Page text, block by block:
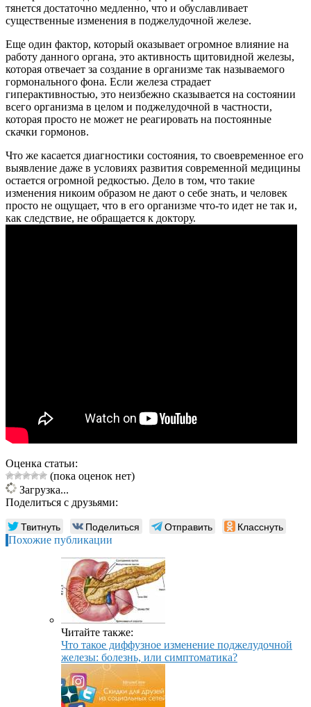
тянется достаточно медленно, что и обуславливает
существенные изменения в поджелудочной железе.
Еще один фактор, который оказывает огромное влияние на
работу данного органа, это активность щитовидной железы,
которая отвечает за создание в организме так называемого
гормонального фона. Если железа страдает
гиперактивностью, это неизбежно сказывается на состоянии
всего организма в целом и поджелудочной в частности,
которая просто не может не реагировать на постоянные
скачки гормонов.
Что же касается диагностики состояния, то своевременное его
выявление даже в условиях развития современной медицины
остается огромной редкостью. Дело в том, что такие
изменения никоим образом не дают о себе знать, и человек
просто не ощущает, что в его организме что-то идет не так и,
как следствие, не обращается к доктору.
Оценка статьи:
(пока оценок нет)
Загрузка...
Поделиться с друзьями:
Твитнуть Поделиться Отправить Класснуть
Похожие публикации
Читайте также:
Что такое диффузное изменение поджелудочной
железы: болезнь, или симптоматика?